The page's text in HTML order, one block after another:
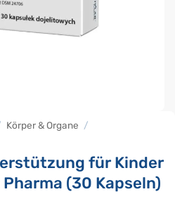
Körper & Organe /
für Kinder
(30 Kapseln)